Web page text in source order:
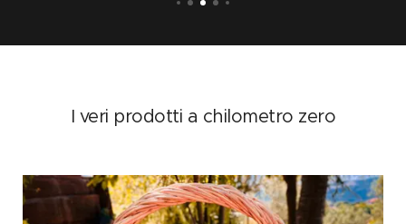
I veri prodotti a chilometro zero